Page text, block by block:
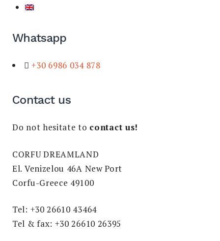
Whatsapp
+30 6986 034 878
Contact us
Do not hesitate to contact us!
CORFU DREAMLAND
El. Venizelou 46A New Port
Corfu-Greece 49100
Tel: +30 26610 43464
Tel & fax: +30 26610 26395